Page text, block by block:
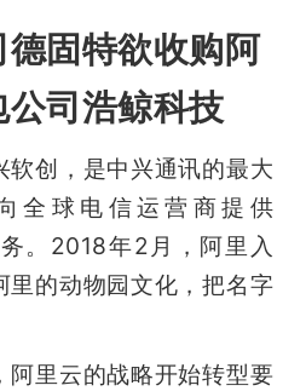
固特欲收购阿
司浩鲸科技
软创，是中兴通讯的最大
全球电信运营商提供
。2018年2月，阿里入
里的动物园文化，把名字
阿里云的战略开始转型要